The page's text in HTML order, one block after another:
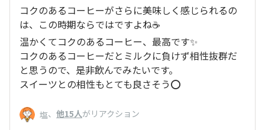
コクのあるコーヒーがさらに美味しく感じられるの
は、この時期ならではですよね☕
温かくてコクのあるコーヒー、最高です✨
コクのあるコーヒーだとミルクに負けず相性抜群だ
と思うので、是非飲んでみたいです。
スイーツとの相性もとても良さそう⭕
塩、 他15人がリアクション